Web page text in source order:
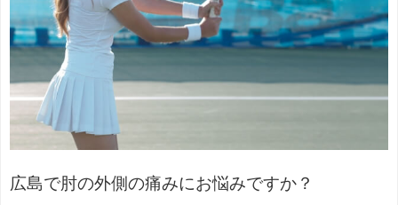
広島で肘の外側の痛みにお悩みですか？